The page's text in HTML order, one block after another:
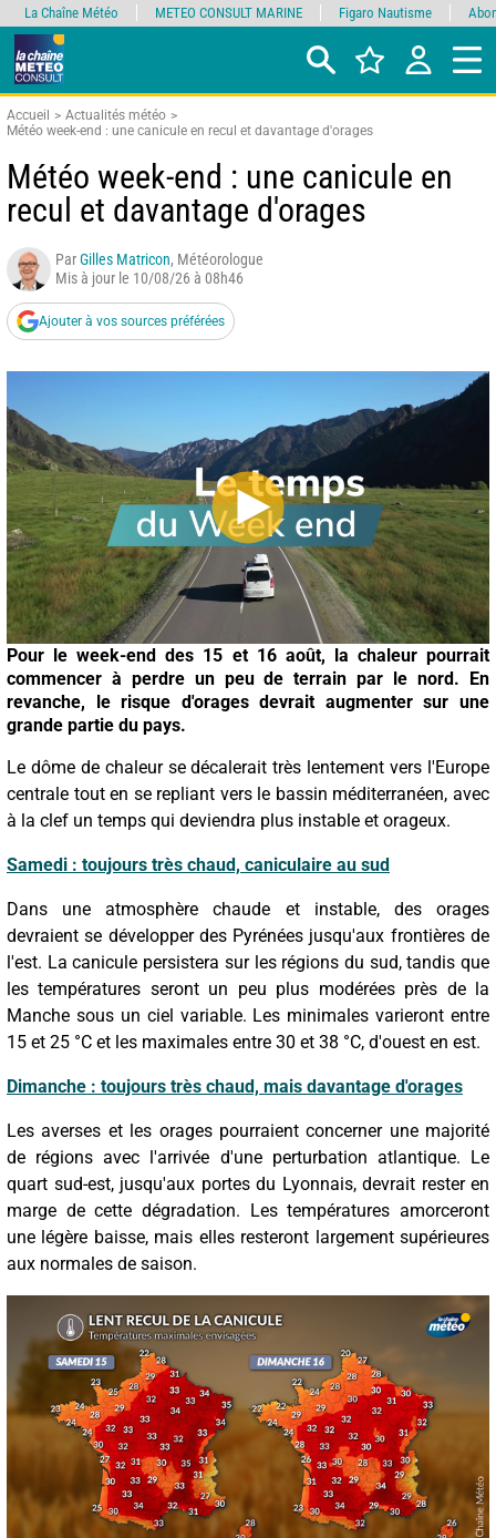
Accueil
Actualités météo
Météo week-end : une canicule en recul et davantage d'orages
Météo week-end : une canicule en
recul et davantage d'orages
ParGilles Matricon, Météorologue
Mis à jour le 10/08/26 à 08h46
Ajouter à vos sources préférées
Pour le week-end des 15 et 16 août, la chaleur pourrait
commencer à perdre un peu de terrain par le nord. En
revanche, le risque d'orages devrait augmenter sur une
grande partie du pays.
Le dôme de chaleur se décalerait très lentement vers l'Europe
centrale tout en se repliant vers le bassin méditerranéen, avec
à la clef un temps qui deviendra plus instable et orageux.
Samedi : toujours très chaud, caniculaire au sud
Dans une atmosphère chaude et instable, des orages
devraient se développer des Pyrénées jusqu'aux frontières de
l'est. La canicule persistera sur les régions du sud, tandis que
les températures seront un peu plus modérées près de la
Manche sous un ciel variable. Les minimales varieront entre
15 et 25 °C et les maximales entre 30 et 38 °C, d'ouest en est.
Dimanche : toujours très chaud, mais davantage d'orages
Les averses et les orages pourraient concerner une majorité
de régions avec l'arrivée d'une perturbation atlantique. Le
quart sud-est, jusqu'aux portes du Lyonnais, devrait rester en
marge de cette dégradation. Les températures amorceront
une légère baisse, mais elles resteront largement supérieures
aux normales de saison.
La Chaîne Météo METEO CONSULT MARINE Figaro Nautisme